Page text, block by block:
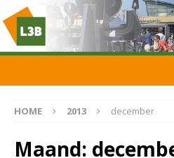
HOME 2013 december
Maand: